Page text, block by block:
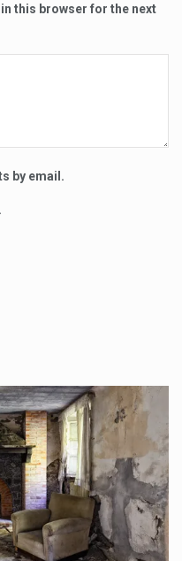
this browser for the next
by email.